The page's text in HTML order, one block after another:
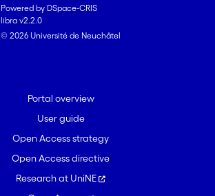
Powered by DSpace-CRIS
libra v2.2.0
© 2026 Université de Neuchâtel
Portal overview
User guide
Open Access strategy
Open Access directive
Research at UniNE